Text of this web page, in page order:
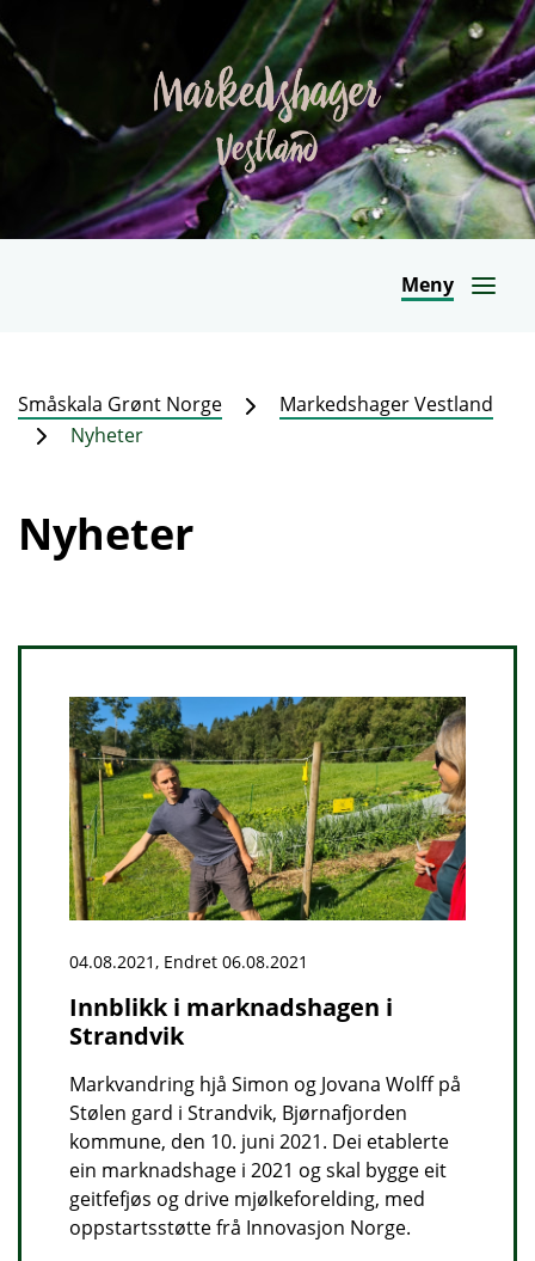
Meny
Småskala Grønt Norge
Markedshager Vestland
Nyheter
Nyheter
04.08.2021, Endret 06.08.2021
Innblikk i marknadshagen i
Strandvik
Markvandring hjå Simon og Jovana Wolff på
Stølen gard i Strandvik, Bjørnafjorden
kommune, den 10. juni 2021. Dei etablerte
ein marknadshage i 2021 og skal bygge eit
geitfefjøs og drive mjølkeforelding, med
oppstartsstøtte frå Innovasjon Norge.